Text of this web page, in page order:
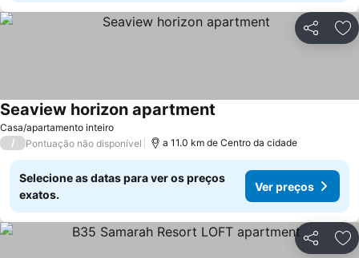
Partilhar
Casa/apartamento inteiro
Seaview horizon apartment
/ Pontuação não disponível a 11.0 km de Centro da cidade
Selecione as datas para ver os preços
exatos.
Ver preços
Partilhar